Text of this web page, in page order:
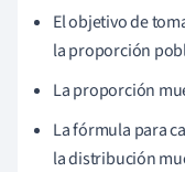
El objetivo de
la proporción
La proporción
La fórmula para
la distribución